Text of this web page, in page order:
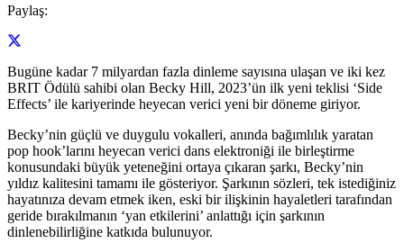
Paylaş:
Bugüne kadar 7 milyardan fazla dinleme sayısına ulaşan ve iki kez
BRIT Ödülü sahibi olan Becky Hill, 2023’ün ilk yeni teklisi ‘Side
Effects’ ile kariyerinde heyecan verici yeni bir döneme giriyor.
Becky’nin güçlü ve duygulu vokalleri, anında bağımlılık yaratan
pop hook’larını heyecan verici dans elektroniği ile birleştirme
konusundaki büyük yeteneğini ortaya çıkaran şarkı, Becky’nin
yıldız kalitesini tamamı ile gösteriyor. Şarkının sözleri, tek istediğiniz
hayatınıza devam etmek iken, eski bir ilişkinin hayaletleri tarafından
geride bırakılmanın ‘yan etkilerini’ anlattığı için şarkının
dinlenebilirliğine katkıda bulunuyor.